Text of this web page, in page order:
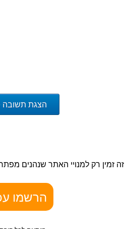
הצגת תשובה
זה זמין רק למנויי האתר שנהנים מ
הרשמו